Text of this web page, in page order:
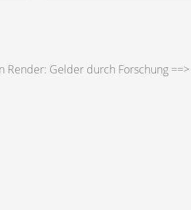
Gelder durch Forschung